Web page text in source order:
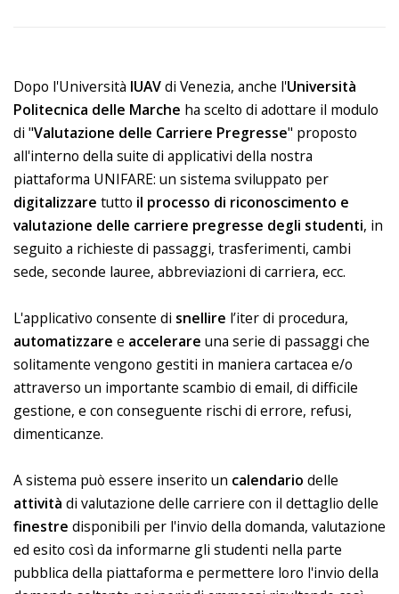
Dopo l'Università IUAVdi Venezia, anche l'Università
Politecnica delle Marche ha scelto di adottare il modulo
di "Valutazione delle Carriere Pregresse" proposto
all'interno della suite di applicativi della nostra
piattaforma UNIFARE: un sistema sviluppato per
digitalizzare tutto il processo di riconoscimento e
valutazione delle carriere pregresse degli studenti, in
seguito a richieste di passaggi, trasferimenti, cambi
sede, seconde lauree, abbreviazioni di carriera, ecc.
L'applicativo consente di snellire l’iter di procedura,
automatizzare e accelerare una serie di passaggi che
solitamente vengono gestiti in maniera cartacea e/o
attraverso un importante scambio di email, di difficile
gestione, e con conseguente rischi di errore, refusi,
dimenticanze.
A sistema può essere inserito un calendario delle
attività di valutazione delle carriere con il dettaglio delle
finestre disponibili per l'invio della domanda, valutazione
ed esito così da informarne gli studenti nella parte
pubblica della piattaforma e permettere loro l'invio della